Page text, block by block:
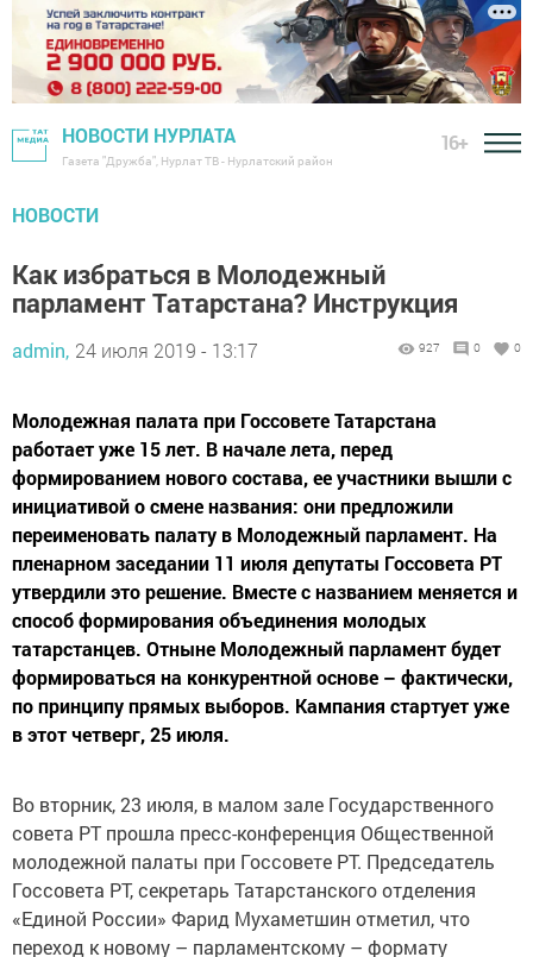
НОВОСТИ НУРЛАТА
Газета "Дружба", Нурлат ТВ - Нурлатский район
16+
НОВОСТИ
Как избраться в Молодежный
парламент Татарстана? Инструкция
admin, 24 июля 2019 - 13:17 927 0 0
Молодежная палата при Госсовете Татарстана
работает уже 15 лет. В начале лета, перед
формированием нового состава, ее участники вышли с
инициативой о смене названия: они предложили
переименовать палату в Молодежный парламент. На
пленарном заседании 11 июля депутаты Госсовета РТ
утвердили это решение. Вместе с названием меняется и
способ формирования объединения молодых
татарстанцев. Отныне Молодежный парламент будет
формироваться на конкурентной основе – фактически,
по принципу прямых выборов. Кампания стартует уже
в этот четверг, 25 июля.
Во вторник, 23 июля, в малом зале Государственного
совета РТ прошла пресс-конференция Общественной
молодежной палаты при Госсовете РТ. Председатель
Госсовета РТ, секретарь Татарстанского отделения
«Единой России» Фарид Мухаметшин отметил, что
переход к новому – парламентскому – формату